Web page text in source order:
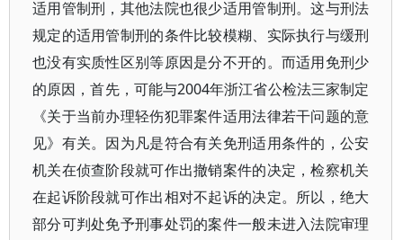
适用管制刑，其他法院也很少适用管制刑。这与刑法
规定的适用管制刑的条件比较模糊、实际执行与缓刑
也没有实质性区别等原因是分不开的。而适用免刑少
的原因，首先，可能与2004年浙江省公检法三家制定
《关于当前办理轻伤犯罪案件适用法律若干问题的意
见》有关。因为凡是符合有关免刑适用条件的，公安
机关在侦查阶段就可作出撤销案件的决定，检察机关
在起诉阶段就可作出相对不起诉的决定。所以，绝大
部分可判处免予刑事处罚的案件一般未进入法院审理